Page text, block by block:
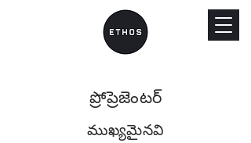
ప్రోప్రెజెంటర్
ముఖ్యమైనవి